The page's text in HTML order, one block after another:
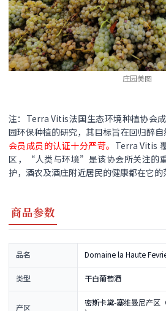
庄园美图
注：Terra Vitis法国生态环境种植协会
园环保种植的研究，其目标旨在回归醉自
会员成员的认证十分严苛。 Terra Vitis
区，“人类与环境”是该协会所关注的
护，酒农及酒庄附近居民的健康都在它的
商品参数
品名 Domaine la Haute
类型 干白葡萄酒
产区
密斯卡黛-塞维曼尼产区